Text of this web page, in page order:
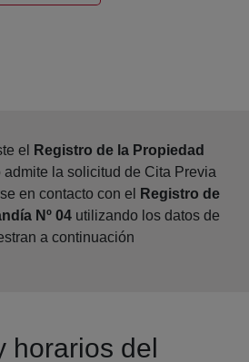
el
Registro de la Propiedad
admite la solicitud de Cita Previa
en contacto con el
Registro de
Nº 04 utilizando los datos de
a continuación
horarios del